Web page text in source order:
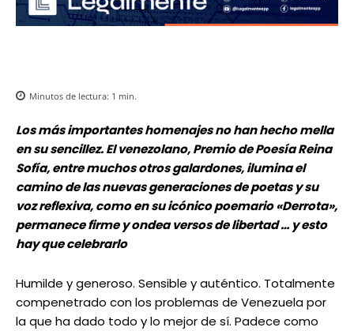
Minutos de lectura: 1 min.
Los más importantes homenajes no han hecho mella
en su sencillez. El venezolano, Premio de Poesía Reina
Sofía, entre muchos otros galardones, ilumina el
camino de las nuevas generaciones de poetas y su
voz reflexiva, como en su icónico poemario «Derrota»,
permanece firme y ondea versos de libertad … y esto
hay que celebrarlo
Humilde y generoso. Sensible y auténtico. Totalmente
compenetrado con los problemas de Venezuela por
la que ha dado todo y lo mejor de sí. Padece como